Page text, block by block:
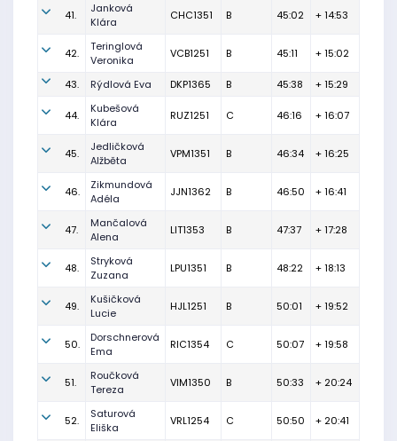
41.
Janková
Klára
CHC1351 B 45:02 + 14:53
42.
Teringlová
Veronika
VCB1251 B 45:11 + 15:02
43. Rýdlová Eva DKP1365 B 45:38 + 15:29
44.
Kubešová
Klára
RUZ1251 C 46:16 + 16:07
45.
Jedličková
Alžběta
VPM1351 B 46:34 + 16:25
46.
Zikmundová
Adéla
JJN1362 B 46:50 + 16:41
47.
Mančalová
Alena
LIT1353 B 47:37 + 17:28
48.
Stryková
Zuzana
LPU1351 B 48:22 + 18:13
49.
Kušičková
Lucie
HJL1251 B 50:01 + 19:52
50.
Dorschnerová
Ema
RIC1354 C 50:07 + 19:58
51.
Roučková
Tereza
VIM1350 B 50:33 + 20:24
52.
Saturová
Eliška
VRL1254 C 50:50 + 20:41